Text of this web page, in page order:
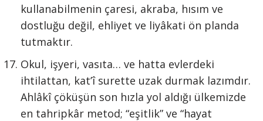
kullanabilmenin çaresi, akraba, hısım ve
dostluğu değil, ehliyet ve liyâkati ön planda
tutmaktır.
Okul, işyeri, vasıta… ve hatta evlerdeki
ihtilattan, kat’î surette uzak durmak lazımdır.
Ahlâkî çöküşün son hızla yol aldığı ülkemizde
en tahripkâr metod; “eşitlik” ve “hayat